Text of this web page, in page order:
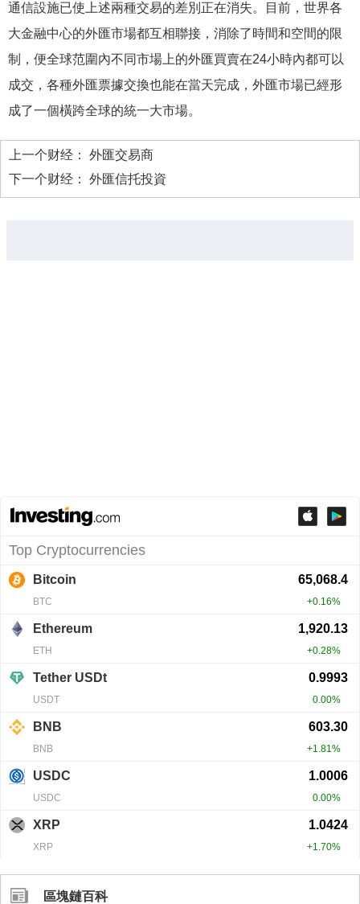
通信設施已使上述兩種交易的差別正在消失。目前，世界各
大金融中心的外匯市場都互相聯接，消除了時間和空間的限
制，便全球范圍內不同市場上的外匯買賣在24小時內都可以
成交，各種外匯票據交換也能在當天完成，外匯市場已經形
成了一個橫跨全球的統一大市場。
上一个财经： 外匯交易商
下一个财经： 外匯信托投資
區塊鏈百科